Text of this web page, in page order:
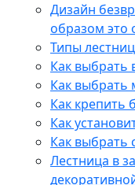
Дизайн
образом это
Типы
Как выбрать
Как
Как крепить
Как
Как выбрать
Лестница в